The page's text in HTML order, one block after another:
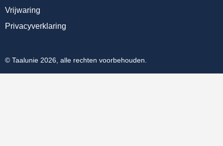
Vrijwaring
Privacyverklaring
© Taalunie 2026, alle rechten voorbehouden.